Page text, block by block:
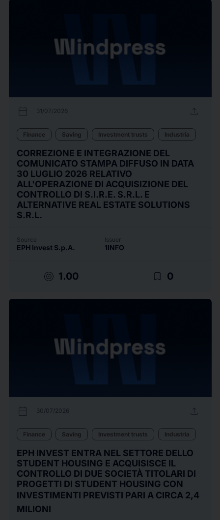
calendar_today 31/07/2026 upload
Finance Saving Investment trusts Industria
CORREZIONE E INTEGRAZIONE DEL
COMUNICATO STAMPA DIFFUSO IN DATA
30 LUGLIO 2026 RELATIVO
ALL'OPERAZIONE DI ACQUISIZIONE DEL
CONTROLLO DI S.I.R.E. S.R.L. E
ALTERNATIVE REAL ESTATE SOLUTIONS
S.R.L.
Source
EPH Invest S.p.A.
Issuer
1INFO
target 1.00 bookmark_border 0
calendar_today 30/07/2026 upload
Finance Saving Investment trusts Industria
EPH INVEST ENTRA NEL SETTORE DELLO
STUDENT HOUSING E ACQUISISCE IL
CONTROLLO DI DUE SOCIETÀ TITOLARI DI
PROGETTI DI STUDENT HOUSING CON
INVESTIMENTI PREVISTI PARI A CIRCA 2,4
MILIONI